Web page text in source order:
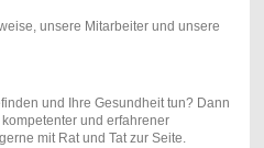
unsere Mitarbeiter und unsere
und Ihre Gesundheit tun? Dann
und erfahrener
mit Rat und Tat zur Seite.